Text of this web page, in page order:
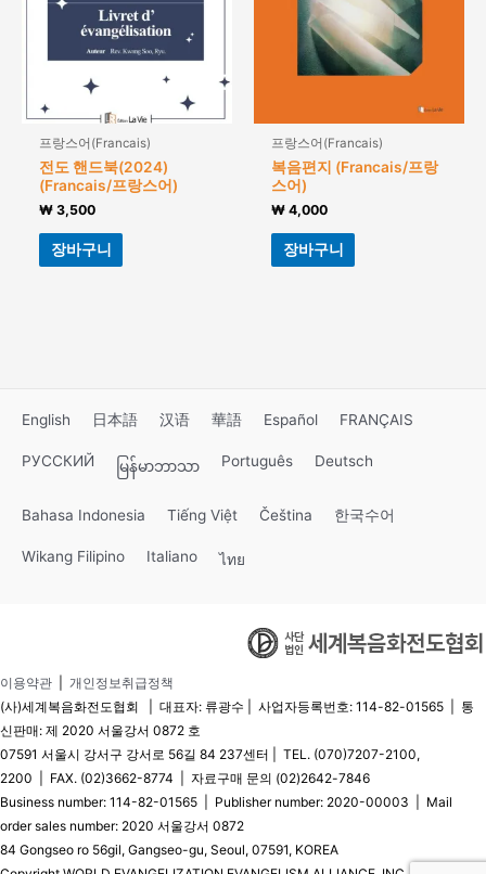
프랑스어(Francais)
전도 핸드북(2024)
(Francais/프랑스어)
₩ 3,500
장바구니
프랑스어(Francais)
복음편지 (Francais/프랑
스어)
₩ 4,000
장바구니
English 日本語 汉语 華語 Español FRANÇAIS
РУССКИЙ မြန်မာဘာသာ Português Deutsch
Bahasa Indonesia Tiếng Việt Čeština 한국수어
Wikang Filipino Italiano ไทย
이용약관
개인정보취급정책
(사)세계복음화전도협회 | 대표자: 류광수 | 사업자등록번호: 114-82-01565 | 통
신판매: 제 2020 서울강서 0872 호
07591 서울시 강서구 강서로 56길 84 237센터 | TEL. (070)7207-2100,
2200 | FAX. (02)3662-8774 | 자료구매 문의 (02)2642-7846
Business number: 114-82-01565 | Publisher number: 2020-00003 | Mail
order sales number: 2020 서울강서 0872
84 Gongseo ro 56gil, Gangseo-gu, Seoul, 07591, KOREA